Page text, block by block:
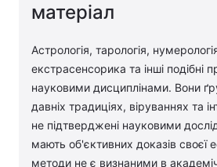
матеріал
Астрологія, тарологія,
екстрасенсорика та інші подібні
науковими дисциплінами. Вони
давніх традиціях, віруваннях та
не підтверджені науковими
мають об'єктивних доказів своєї
методи не є визнаними в